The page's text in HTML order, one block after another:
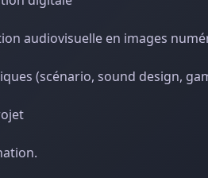
audiovisuelle en images
(scénario, sound design,